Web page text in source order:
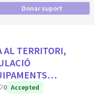
Donar suport
AL TERRITORI,
0 Accepted